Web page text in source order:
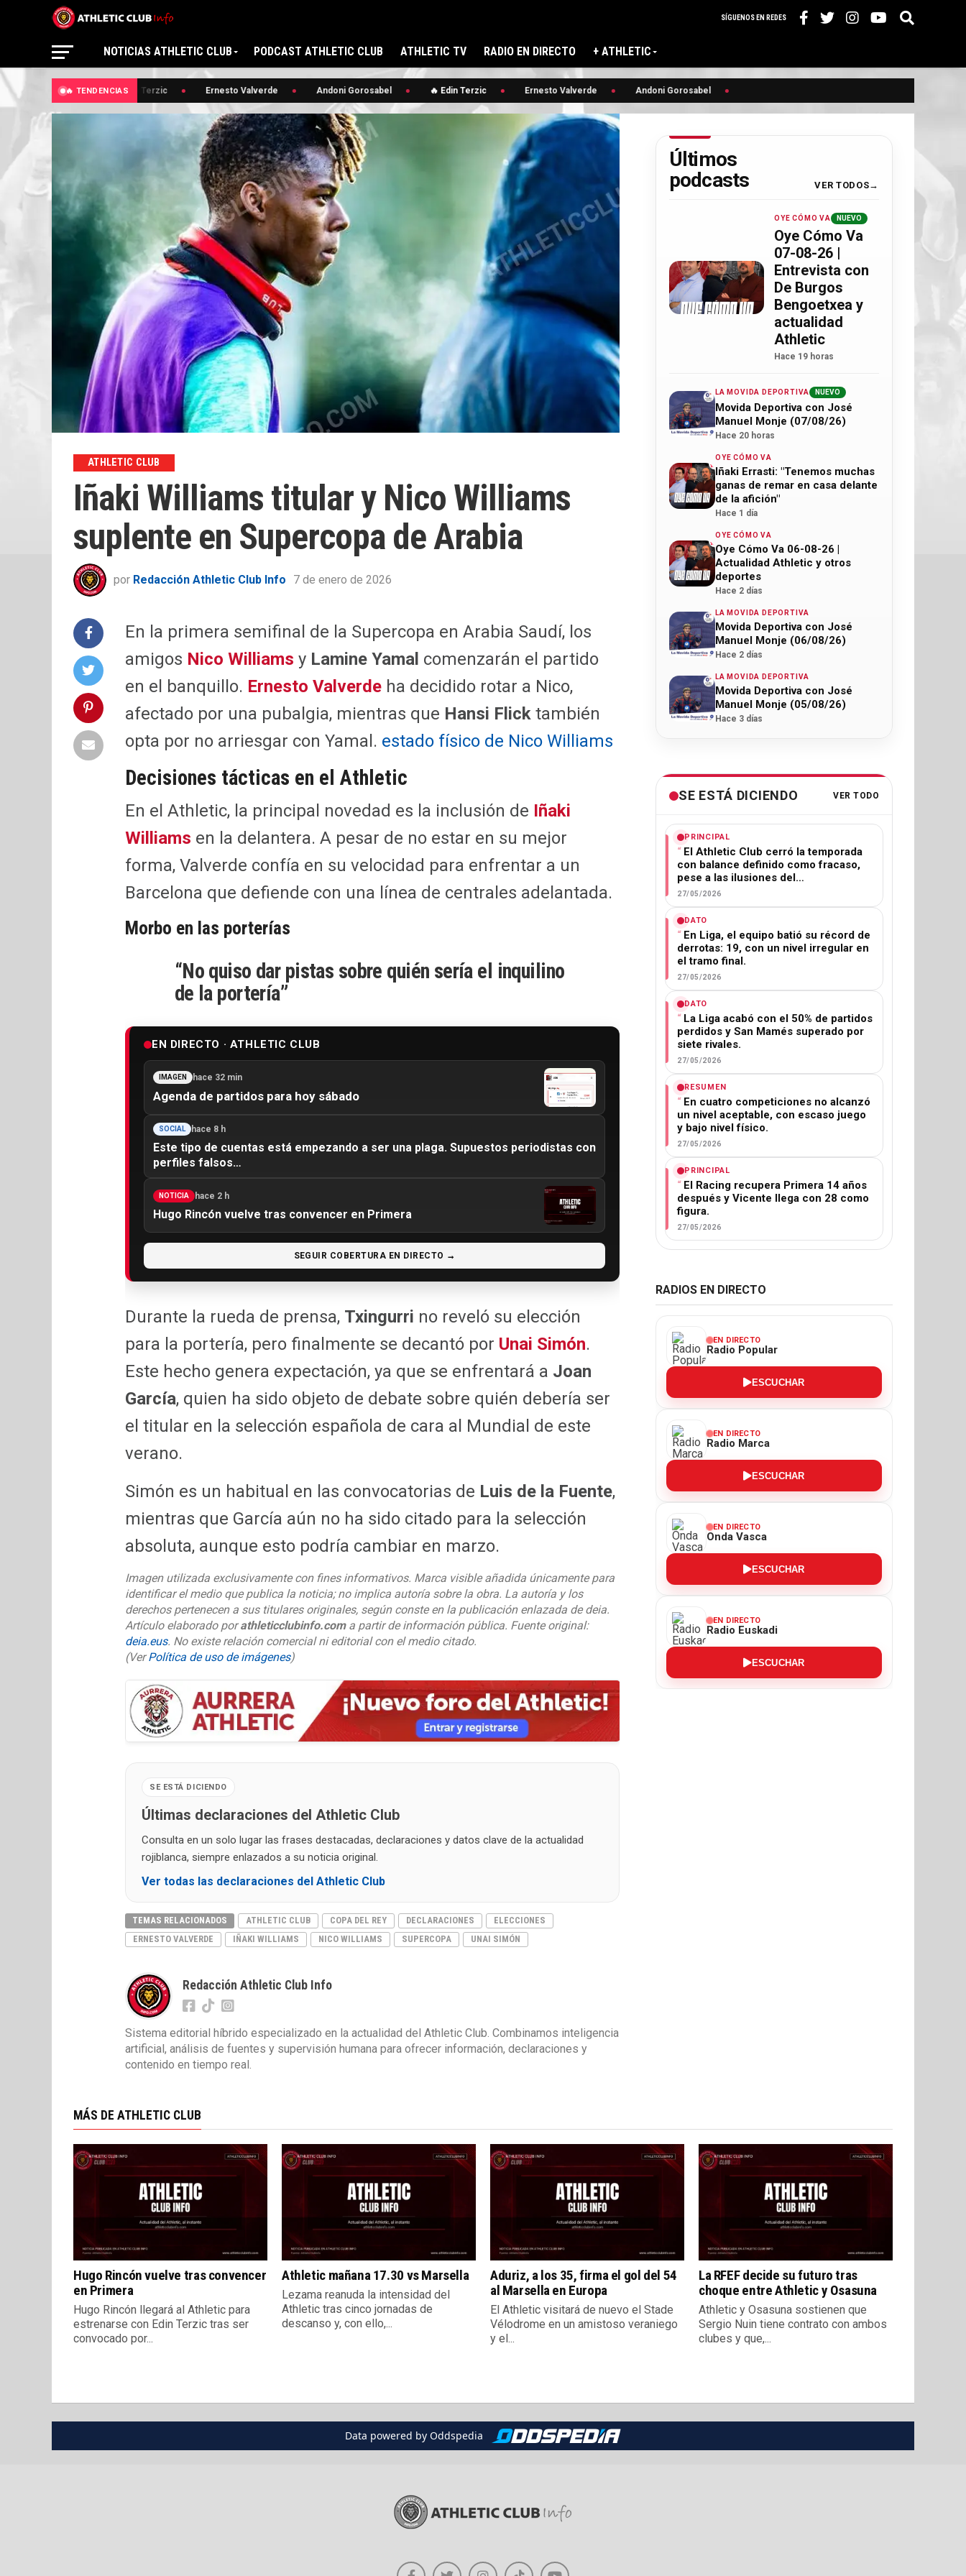
SÍGUENOS EN REDES
NOTICIAS ATHLETIC CLUB PODCAST ATHLETIC CLUB ATHLETIC TV RADIO EN DIRECTO + ATHLETIC
🔥 TENDENCIAS🔥 Edin Terzic Ernesto Valverde Andoni Gorosabel 🔥 Edin Terzic Ernesto Valverde Andoni Gorosabel
ATHLETIC CLUB
Iñaki Williams titular y Nico Williams
suplente en Supercopa de Arabia
por Redacción Athletic Club Info 7 de enero de 2026
En la primera semifinal de la Supercopa en Arabia Saudí, los
amigos Nico Williams y Lamine Yamal comenzarán el partido
en el banquillo. Ernesto Valverde ha decidido rotar a Nico,
afectado por una pubalgia, mientras que Hansi Flick también
opta por no arriesgar con Yamal. estado físico de Nico Williams
Decisiones tácticas en el Athletic
En el Athletic, la principal novedad es la inclusión de Iñaki
Williams en la delantera. A pesar de no estar en su mejor
forma, Valverde confía en su velocidad para enfrentar a un
Barcelona que defiende con una línea de centrales adelantada.
Morbo en las porterías
“No quiso dar pistas sobre quién sería el inquilino
de la portería”
EN DIRECTO · ATHLETIC CLUB
IMAGEN hace 32 min
Agenda de partidos para hoy sábado
SOCIAL hace 8 h
Este tipo de cuentas está empezando a ser una plaga. Supuestos periodistas con
perfiles falsos…
NOTICIA hace 2 h
Hugo Rincón vuelve tras convencer en Primera
SEGUIR COBERTURA EN DIRECTO →
Durante la rueda de prensa, Txingurri no reveló su elección
para la portería, pero finalmente se decantó por Unai Simón.
Este hecho genera expectación, ya que se enfrentará a Joan
García, quien ha sido objeto de debate sobre quién debería ser
el titular en la selección española de cara al Mundial de este
verano.
Simón es un habitual en las convocatorias de Luis de la Fuente,
mientras que García aún no ha sido citado para la selección
absoluta, aunque esto podría cambiar en marzo.
Imagen utilizada exclusivamente con fines informativos. Marca visible añadida únicamente para
identificar el medio que publica la noticia; no implica autoría sobre la obra. La autoría y los
derechos pertenecen a sus titulares originales, según conste en la publicación enlazada de deia.
Artículo elaborado porathleticclubinfo.coma partir de información pública. Fuente original:
deia.eus. No existe relación comercial ni editorial con el medio citado.
(VerPolítica de uso de imágenes)
SE ESTÁ DICIENDO
Últimas declaraciones del Athletic Club
Consulta en un solo lugar las frases destacadas, declaraciones y datos clave de la actualidad
rojiblanca, siempre enlazados a su noticia original.
Ver todas las declaraciones del Athletic Club
TEMAS RELACIONADOS ATHLETIC CLUB COPA DEL REY DECLARACIONES
ELECCIONES
ERNESTO VALVERDE
IÑAKI WILLIAMS NICO WILLIAMS SUPERCOPA UNAI SIMÓN
Redacción Athletic Club Info
Sistema editorial híbrido especializado en la actualidad del Athletic Club. Combinamos inteligencia
artificial, análisis de fuentes y supervisión humana para ofrecer información, declaraciones y
contenido en tiempo real.
Últimos
podcasts
VER TODOS
OYE CÓMO VA NUEVO
Oye Cómo Va
07-08-26 |
Entrevista con
De Burgos
Bengoetxea y
actualidad
Athletic
Hace 19 horas
LA MOVIDA DEPORTIVA NUEVO
Movida Deportiva con José
Manuel Monje (07/08/26)
Hace 20 horas
OYE CÓMO VA
Iñaki Errasti: "Tenemos muchas
ganas de remar en casa delante
de la afición"
Hace 1 día
OYE CÓMO VA
Oye Cómo Va 06-08-26 |
Actualidad Athletic y otros
deportes
Hace 2 días
LA MOVIDA DEPORTIVA
Movida Deportiva con José
Manuel Monje (06/08/26)
Hace 2 días
LA MOVIDA DEPORTIVA
Movida Deportiva con José
Manuel Monje (05/08/26)
Hace 3 días
SE ESTÁ DICIENDO VER TODO
PRINCIPAL
El Athletic Club cerró la temporada
con balance definido como fracaso,
pese a las ilusiones del…
27/05/2026
DATO
En Liga, el equipo batió su récord de
derrotas: 19, con un nivel irregular en
el tramo final.
27/05/2026
DATO
La Liga acabó con el 50% de partidos
perdidos y San Mamés superado por
siete rivales.
27/05/2026
RESUMEN
En cuatro competiciones no alcanzó
un nivel aceptable, con escaso juego
y bajo nivel físico.
27/05/2026
PRINCIPAL
El Racing recupera Primera 14 años
después y Vicente llega con 28 como
figura.
27/05/2026
RADIOS EN DIRECTO
EN DIRECTO
Radio Popular
ESCUCHAR
EN DIRECTO
Radio Marca
ESCUCHAR
EN DIRECTO
Onda Vasca
ESCUCHAR
EN DIRECTO
Radio Euskadi
ESCUCHAR
MÁS DE ATHLETIC CLUB
Hugo Rincón vuelve tras convencer
en Primera
Hugo Rincón llegará al Athletic para
estrenarse con Edin Terzic tras ser
convocado por...
Athletic mañana 17.30 vs Marsella
Lezama reanuda la intensidad del
Athletic tras cinco jornadas de
descanso y, con ello,...
Aduriz, a los 35, firma el gol del 54
al Marsella en Europa
El Athletic visitará de nuevo el Stade
Vélodrome en un amistoso veraniego
y el...
La RFEF decide su futuro tras
choque entre Athletic y Osasuna
Athletic y Osasuna sostienen que
Sergio Nuin tiene contrato con ambos
clubes y que,...
Data powered by Oddspedia